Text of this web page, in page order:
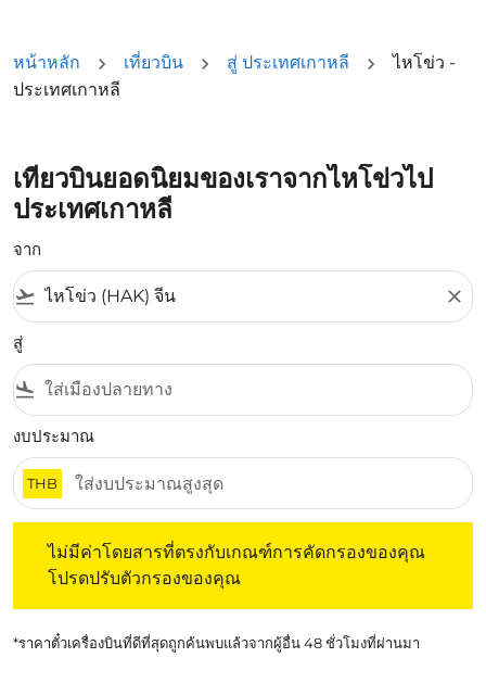
หน้าหลัก เที่ยวบิน สู่ ประเทศเกาหลี
ไหโข่ว -
ประเทศเกาหลี
เที่ยวบินยอดนิยมของเราจากไหโข่วไป
ประเทศเกาหลี
จาก
flight_takeoff close
สู่
flight_land
งบประมาณ
THB
ไม่มีค่าโดยสารที่ตรงกับเกณฑ์การคัดกรองของคุณ
โปรดปรับตัวกรองของคุณ
*ราคาตั๋วเครื่องบินที่ดีที่สุดถูกค้นพบแล้วจากผู้อื่น 48 ชั่วโมงที่ผ่านมา